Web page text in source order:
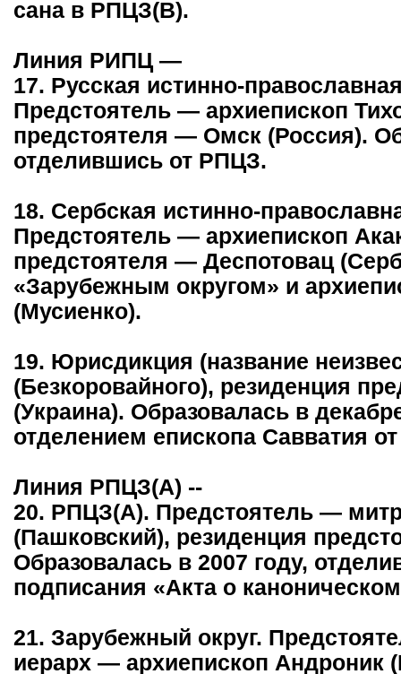
сана в РПЦЗ(В).
Линия РИПЦ —
17. Русская истинно-
Предстоятель — архиепископ
предстоятеля — Омск (Россия).
отделившись от РПЦЗ.
18. Сербская истинно-
Предстоятель — архиепископ
предстоятеля — Деспотовац
«Зарубежным округом» и
(Мусиенко).
19. Юрисдикция (название
(Безкоровайного), резиденция
(Украина). Образовалась в
отделением епископа Савватия
Линия РПЦЗ(А) --
20. РПЦЗ(А). Предстоятель —
(Пашковский), резиденция
Образовалась в 2007 году,
подписания «Акта о
21. Зарубежный округ.
иерарх — архиепископ Андроник